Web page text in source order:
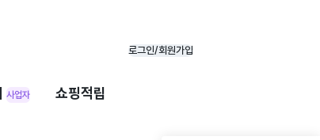
로그인/회원가입
사업자 쇼핑적립